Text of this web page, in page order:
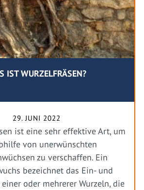
IST WURZELFRÄSEN?
29. JUNI 2022
ist eine sehr effektive Art, um
von unerwünschten
zu verschaffen. Ein
bezeichnet das Ein- und
oder mehrerer Wurzeln, die